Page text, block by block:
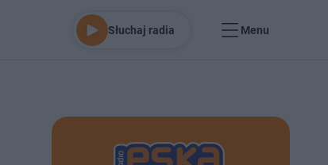
Słuchaj radia Menu